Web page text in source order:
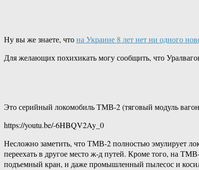
Ну вы же знаете, чтона Украине 8 лет нет ни одного
Для желающих похихикать могу сообщить, что
Это серийный локомобиль ТМВ-2 (тяговый модуль
https://youtu.be/-6HBQV2Ay_0
Несложно заметить, что ТМВ-2 полностью эмулирует
переехать в другое место ж-д путей. Кроме того, на
подъемный кран, и даже промышленный пылесос и